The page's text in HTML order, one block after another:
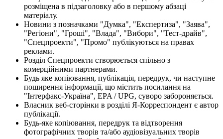
розміщена в підзаголовку або в першому абзаці
матеріалу.
Новини з позначками "Думка", "Експертиза", "Заява",
"Регіони", "Гроші", "Влада", "Вибори", "Тест-драйв",
"Спецпроекти", "Промо" публікуються на правах
реклами.
Розділ Спецпроекти створюється спільно з
комерційними партнерами.
Будь яке копіювання, публікація, передрук, чи наступне
поширення інформації, що містить посилання на
"Інтерфакс-Україна", EPA / UPG, суворо забороняється.
Власник веб-сторінки в розділі Я-Корреспондент є автор
публікації.
Будь-яке копіювання, передрук та відтворення
фотографічних творів та/або аудіовізуальних творів